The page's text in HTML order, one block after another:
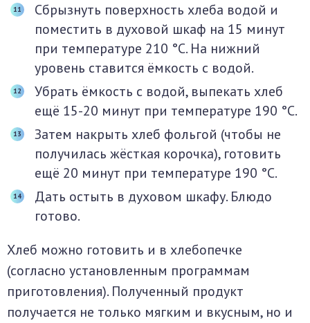
Сбрызнуть поверхность хлеба водой и
поместить в духовой шкаф на 15 минут
при температуре 210 °С. На нижний
уровень ставится ёмкость с водой.
Убрать ёмкость с водой, выпекать хлеб
ещё 15-20 минут при температуре 190 °С.
Затем накрыть хлеб фольгой (чтобы не
получилась жёсткая корочка), готовить
ещё 20 минут при температуре 190 °С.
Дать остыть в духовом шкафу. Блюдо
готово.
Хлеб можно готовить и в хлебопечке
(согласно установленным программам
приготовления). Полученный продукт
получается не только мягким и вкусным, но и